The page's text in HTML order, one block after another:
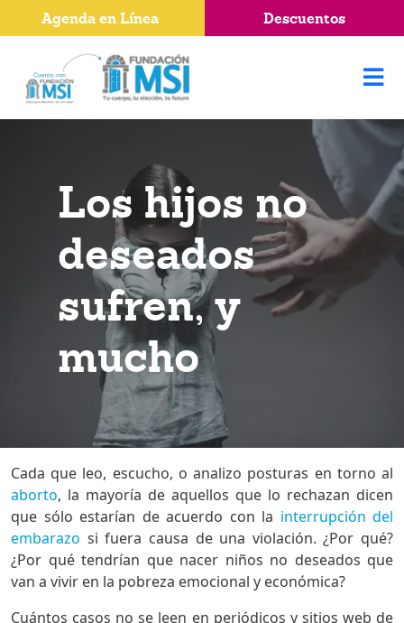
Los hijos no
deseados
sufren, y
mucho
Cada que leo, escucho, o analizo posturas en torno al
aborto, la mayoría de aquellos que lo rechazan dicen
que sólo estarían de acuerdo con la interrupción del
embarazo si fuera causa de una violación. ¿Por qué?
¿Por qué tendrían que nacer niños no deseados que
van a vivir en la pobreza emocional y económica?
Cuántos casos no se leen en periódicos y sitios web de
Agenda en Línea Descuentos